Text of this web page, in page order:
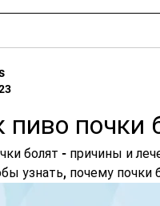
пиво почки
болят - причины и
узнать, почему почки